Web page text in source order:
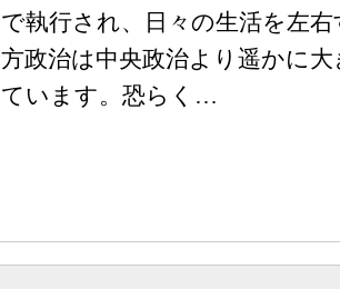
で執行され、日々の生活を左
方政治は中央政治より遥かに
ています。恐らく…